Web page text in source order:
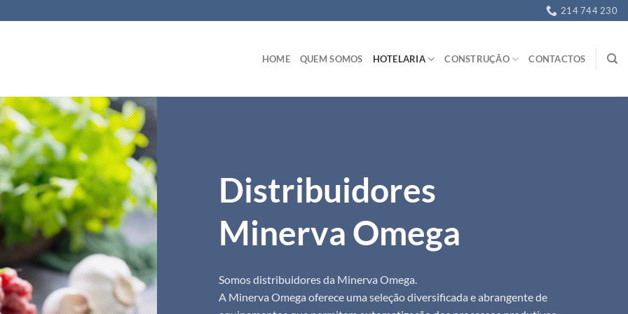
214 744 230
HOME QUEM SOMOS HOTELARIA CONSTRUÇÃO CONTACTOS
Distribuidores
Minerva Omega
Somos distribuidores da Minerva Omega.
A Minerva Omega oferece uma seleção diversificada e abrangente de